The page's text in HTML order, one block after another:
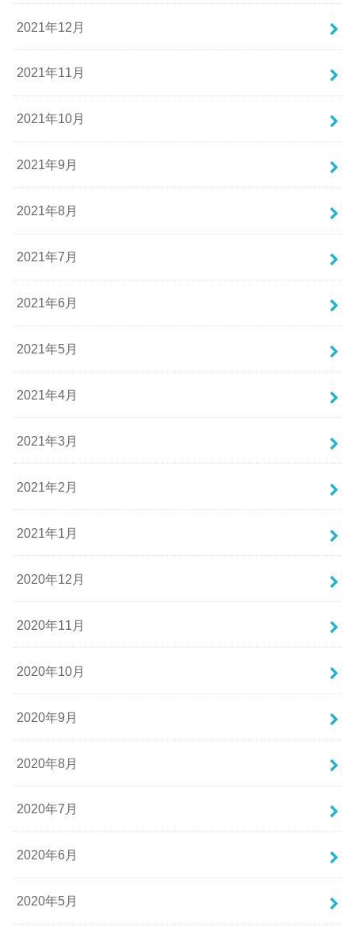
2021年12月
2021年11月
2021年10月
2021年9月
2021年8月
2021年7月
2021年6月
2021年5月
2021年4月
2021年3月
2021年2月
2021年1月
2020年12月
2020年11月
2020年10月
2020年9月
2020年8月
2020年7月
2020年6月
2020年5月